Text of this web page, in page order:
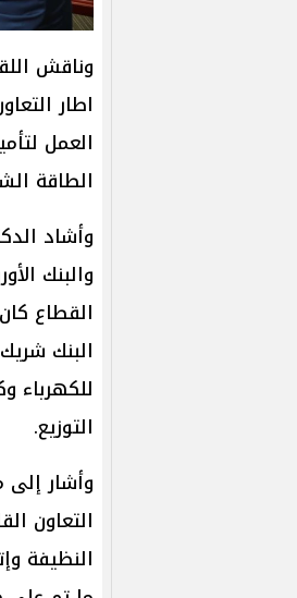
وناقش
اطار
العمل
الطاقة
وأشاد
والبنك
القطاع
البنك
للكهرباء
التوزيع.
وأشار
التعاون
النظيفة